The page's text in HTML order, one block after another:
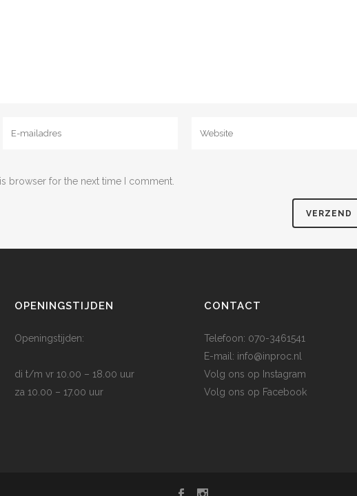
browser for the next time I comment.
OPENINGSTIJDEN
Openingstijden:
di t/m vr 10.00 – 18.00 uur
za 10.00 – 17.00 uur
CONTACT
Telefoon: 070-3461541
E-mail: info@inproc.nl
Volg ons op Instagram
Volg ons op Facebook